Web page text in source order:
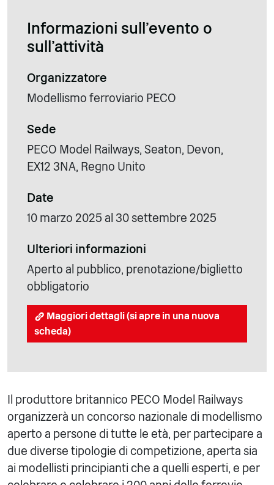
Informazioni sull'evento o
sull'attività
Organizzatore
Modellismo ferroviario PECO
Sede
PECO Model Railways, Seaton, Devon,
EX12 3NA, Regno Unito
Date
10 marzo 2025 al 30 settembre 2025
Ulteriori informazioni
Aperto al pubblico, prenotazione/biglietto
obbligatorio
Maggiori dettagli (si apre in una nuova
scheda)
Il produttore britannico PECO Model Railways
organizzerà un concorso nazionale di modellismo
aperto a persone di tutte le età, per partecipare a
due diverse tipologie di competizione, aperta sia
ai modellisti principianti che a quelli esperti, e per